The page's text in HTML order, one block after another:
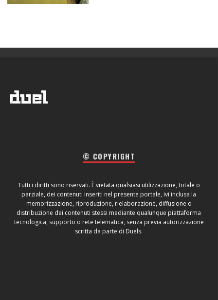
© COPYRIGHT
Tutti i diritti sono riservati. È vietata qualsiasi utilizzazione, totale o
parziale, dei contenuti inseriti nel presente portale, ivi inclusa la
memorizzazione, riproduzione, rielaborazione, diffusione o
distribuzione dei contenuti stessi mediante qualunque piattaforma
tecnologica, supporto o rete telematica, senza previa autorizzazione
scritta da parte di Duels.